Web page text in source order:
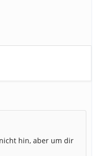
hin, aber um dir